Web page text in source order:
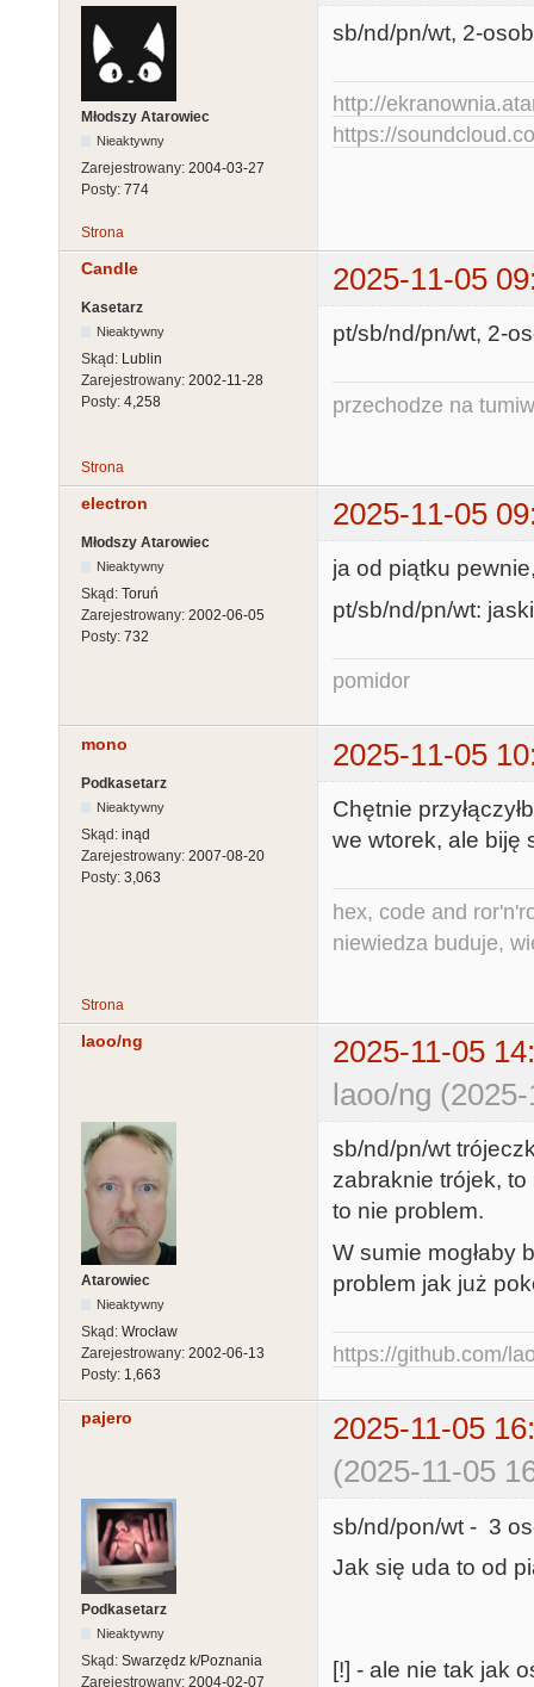
Młodszy Atarowiec
Nieaktywny
Zarejestrowany: 2004-03-27
Posty: 774
sb/nd/pn/wt, 2-
http://
https://
Strona
Candle 2025-11-05
Kasetarz
Nieaktywny
Skąd: Lublin
Zarejestrowany: 2002-11-28
Posty: 4,258
pt/sb/nd/pn/wt, 2-
przechodze na
Strona
electron 2025-11-05
Młodszy Atarowiec
Nieaktywny
Skąd: Toruń
Zarejestrowany: 2002-06-05
Posty: 732
ja od piątku
pt/sb/nd/pn/wt:
pomidor
mono 2025-11-05
Podkasetarz
Nieaktywny
Skąd: inąd
Zarejestrowany: 2007-08-20
Posty: 3,063
Chętnie
we wtorek, ale biję
hex, code and
niewiedza buduje,
Strona
laoo/ng
2025-11-05
laoo/ng
Atarowiec
Nieaktywny
Skąd: Wrocław
Zarejestrowany: 2002-06-13
Posty: 1,663
sb/nd/pn/wt
zabraknie trójek,
to nie problem.
W sumie mogłaby
problem jak już
https://github.com/
pajero
2025-11-05
(2025-11-05
Podkasetarz
Nieaktywny
Skąd: Swarzędz k/Poznania
Zarejestrowany: 2004-02-07
sb/nd/pon/wt - 3
Jak się uda to od
[!] - ale nie tak jak